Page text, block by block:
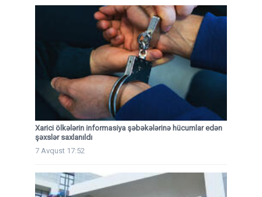
Xarici ölkələrin informasiya şəbəkələrinə hücumlar edən
şəxslər saxlanıldı
7 Avqust 17:52